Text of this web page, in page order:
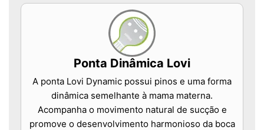
Ponta Dinâmica Lovi
A ponta Lovi Dynamic possui pinos e uma forma
dinâmica semelhante à mama materna.
Acompanha o movimento natural de sucção e
promove o desenvolvimento harmonioso da boca